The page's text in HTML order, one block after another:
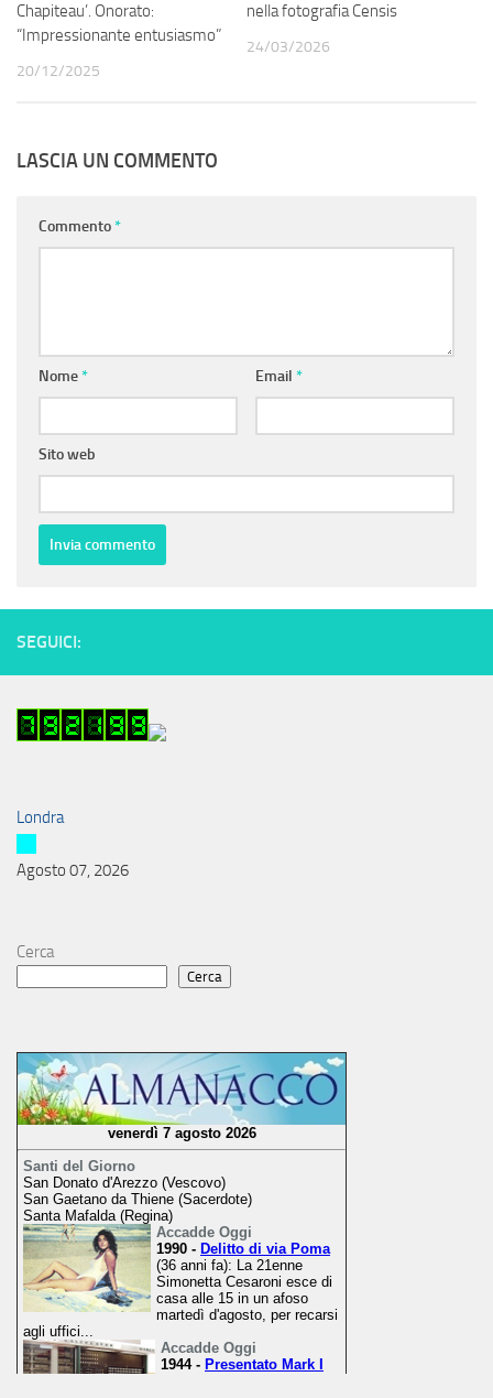
Chapiteau’. Onorato:
“Impressionante entusiasmo”
20/12/2025
nella fotografia Censis
24/03/2026
LASCIA UN COMMENTO
Commento*
Nome* Email *
Sito web
SEGUICI:
Londra
Agosto 07, 2026
Cerca
Cerca